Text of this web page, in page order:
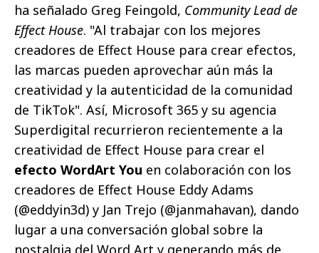
ha señalado Greg Feingold, Community Lead de
Effect House. "Al trabajar con los mejores
creadores de Effect House para crear efectos,
las marcas pueden aprovechar aún más la
creatividad y la autenticidad de la comunidad
de TikTok". Así, Microsoft 365 y su agencia
Superdigital recurrieron recientemente a la
creatividad de Effect House para crear el
efecto WordArt You en colaboración con los
creadores de Effect House Eddy Adams
(@eddyin3d) y Jan Trejo (@janmahavan), dando
lugar a una conversación global sobre la
nostalgia del Word Art y generando más de